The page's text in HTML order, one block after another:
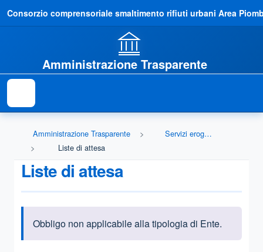
Consorzio comprensoriale smaltimento rifiuti urbani Area
Amministrazione Trasparente
Amministrazione Trasparente
Servizi erogati
Liste di attesa
Liste di attesa
Informazioni introduttive
Obbligo non applicabile alla tipologia di Ente.